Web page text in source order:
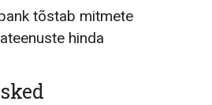
tõstab mitmete
hinda